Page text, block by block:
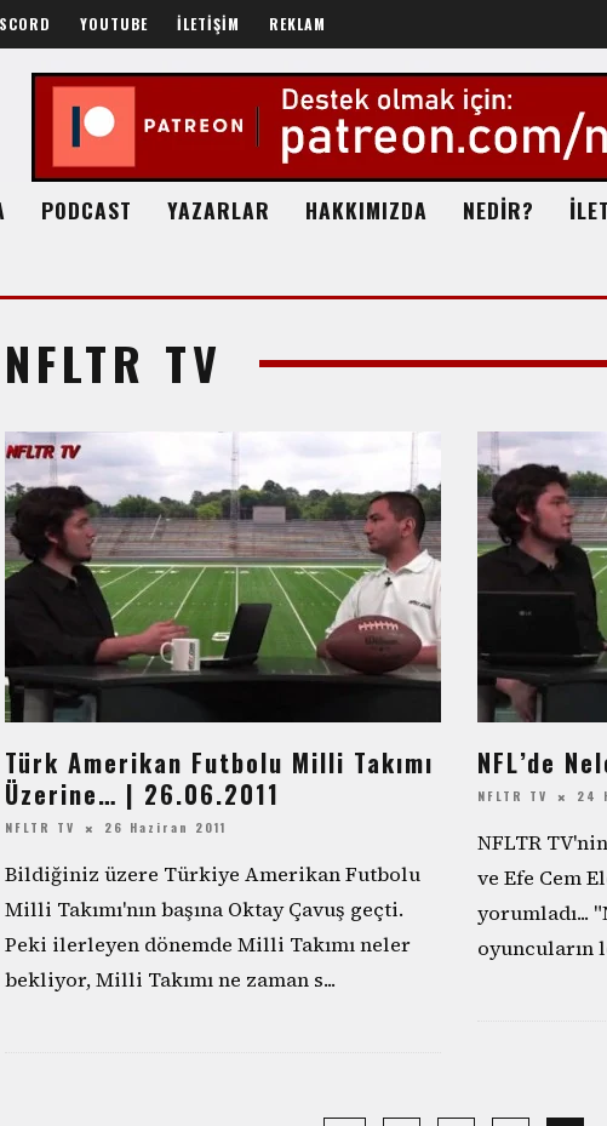
YOUTUBE İLETİŞİM REKLAM
PODCAST YAZARLAR HAKKIMIZDA NEDİR?
NFLTR TV
Türk Amerikan Futbolu Milli Takımı
Üzerine… | 26.06.2011
NFLTR TV 26 Haziran 2011
Bildiğiniz üzere Türkiye Amerikan Futbolu
Milli Takımı'nın başına Oktay Çavuş geçti.
Peki ilerleyen dönemde Milli Takımı neler
bekliyor, Milli Takımı ne zaman s...
NFL’de
NFLTR TV 24
NFLTR
ve Efe Cem
yorumladı...
oyuncuların